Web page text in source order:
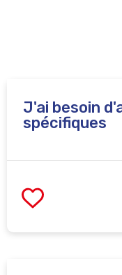
J'ai besoin
spécifiques